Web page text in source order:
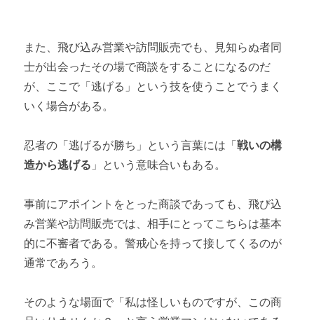
また、飛び込み営業や訪問販売でも、見知らぬ者同
士が出会ったその場で商談をすることになるのだ
が、ここで「逃げる」という技を使うことでうまく
いく場合がある。
忍者の「逃げるが勝ち」という言葉には「戦いの構
造から逃げる 」という意味合いもある。
事前にアポイントをとった商談であっても、飛び込
み営業や訪問販売では、相手にとってこちらは基本
的に不審者である。警戒心を持って接してくるのが
通常であろう。
そのような場面で「私は怪しいものですが、この商